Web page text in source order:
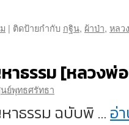
| ติดป้ายกำกับ กฐิน, ผ้าป่า, หลว
ธรรม [หลวงพ่
ย์พุทธศรัทธา
ธรรม ฉบับพิ … อ่